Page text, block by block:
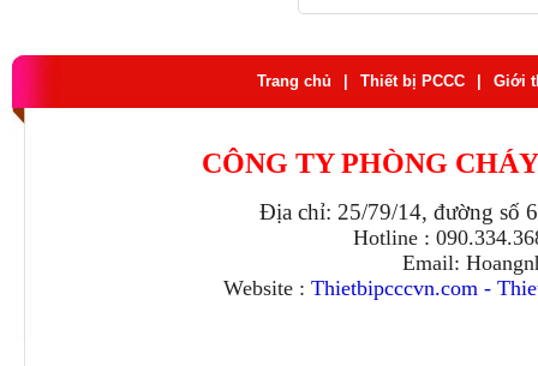
Trang chủ Thiết bị PCCC Giới
CÔNG TY PHÒNG
Địa chỉ: 25/79/14, đường số
Hotline :
Email:
Website : Thietbipcccvn.com -